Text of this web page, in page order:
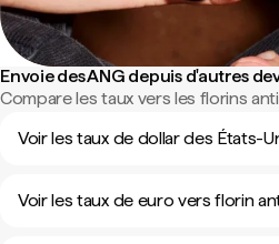
Envoie des ANG depuis d'autres
Compare les taux vers les florins
Voir les taux de dollar des États-
Voir les taux de euro vers florin